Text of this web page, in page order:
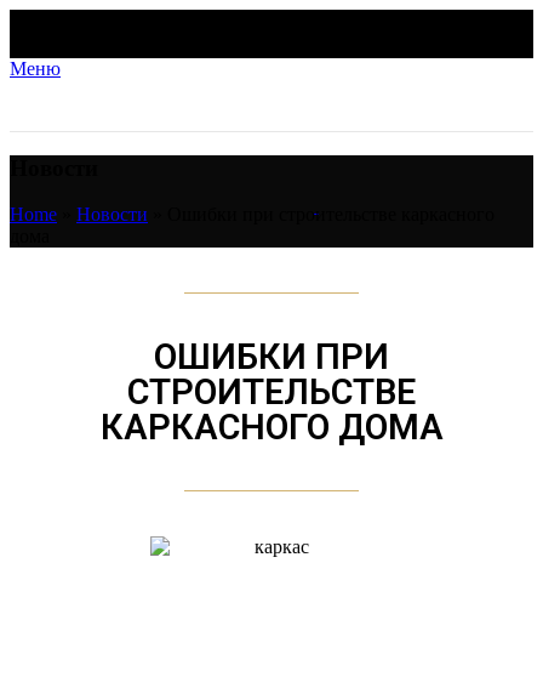
Меню
Home Новости
Ошибки при строительстве каркасного
ОШИБКИ ПРИ
СТРОИТЕЛЬСТВЕ
КАРКАСНОГО ДОМА